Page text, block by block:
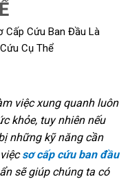
Cấp Cứu Ban Đầu Là
Cụ Thể
việc xung quanh luôn
khỏe, tuy nhiên nếu
những kỹ năng cần
sơ cấp cứu ban đầu
sẽ giúp chúng ta có